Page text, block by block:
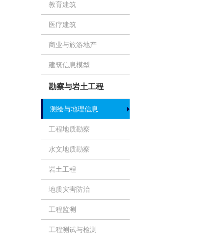
教育建筑
医疗建筑
商业与旅游地产
建筑信息模型
勘察与岩土工程
测绘与地理信息
工程地质勘察
水文地质勘察
岩土工程
地质灾害防治
工程监测
工程测试与检测